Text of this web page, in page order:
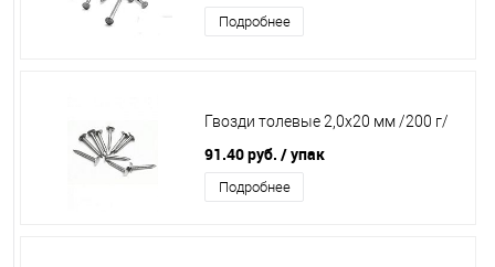
Подробнее
Гвозди толевые 2,0х20 мм /200 г/
91.40 руб. / упак
Подробнее